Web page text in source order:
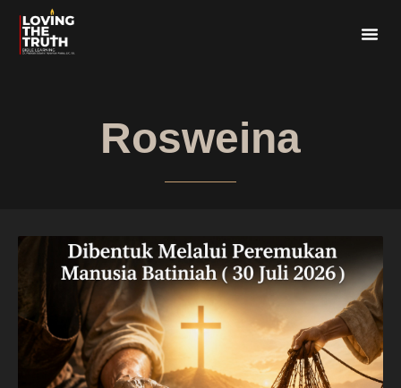
Rosweina